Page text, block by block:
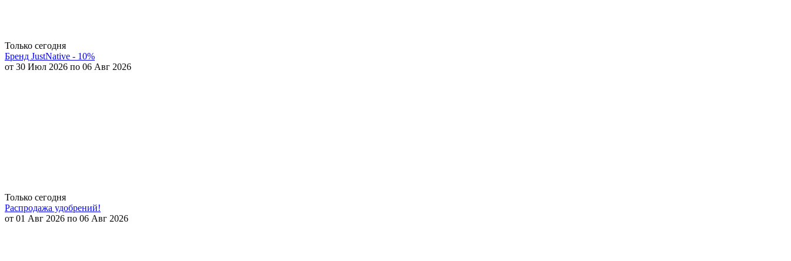
Только сегодня
Бренд JustNative - 10%
от 30 Июл 2026 по 06 Авг 2026
Только сегодня
Распродажа удобрений!
от 01 Авг 2026 по 06 Авг 2026